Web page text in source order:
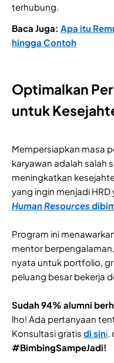
terhubung.
Baca Juga: Apa itu
hingga Contoh
Optimalkan
untuk
Mempersiapkan masa
karyawan adalah salah
meningkatkan
yang ingin menjadi HRD
Human Resources
Program ini
mentor
nyata untuk portfolio,
peluang besar bekerja
Sudah 94% alumni
lho! Ada pertanyaan
Konsultasi gratis di sini
#BimbingSampeJadi!